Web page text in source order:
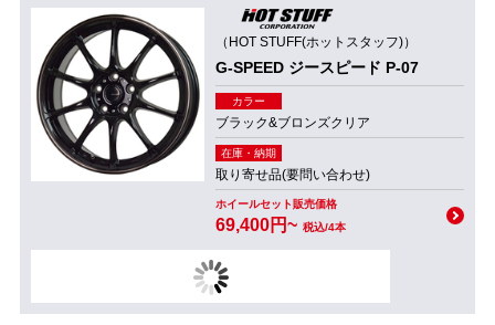
（HOT STUFF(ホットスタッフ)）
G-SPEED ジースピード P-07
カラー
ブラック&ブロンズクリア
在庫・納期
取り寄せ品(要問い合わせ)
ホイールセット販売価格
69,400円~ 税込/4本